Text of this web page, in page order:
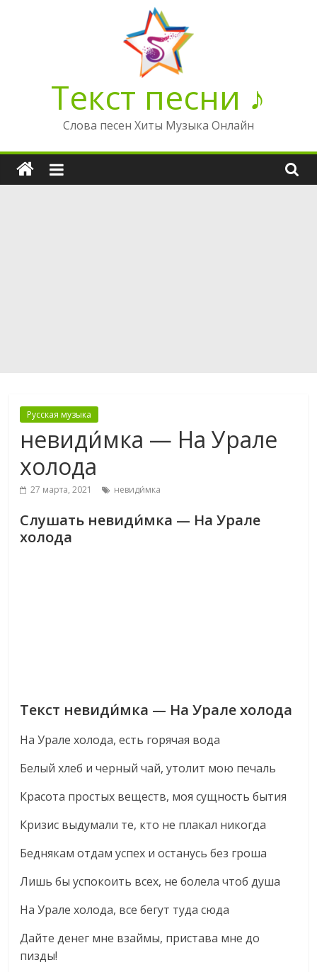
Текст песни ♪
Слова песен Хиты Музыка Онлайн
Русская музыка
невиди́мка — На Урале
холода
27 марта, 2021 невиди́мка
Слушать невиди́мка — На Урале
холода
Текст невиди́мка — На Урале холода
На Урале холода, есть горячая вода
Белый хлеб и черный чай, утолит мою печаль
Красота простых веществ, моя сущность бытия
Кризис выдумали те, кто не плакал никогда
Беднякам отдам успех и останусь без гроша
Лишь бы успокоить всех, не болела чтоб душа
На Урале холода, все бегут туда сюда
Дайте денег мне взаймы, пристава мне до
пизды!